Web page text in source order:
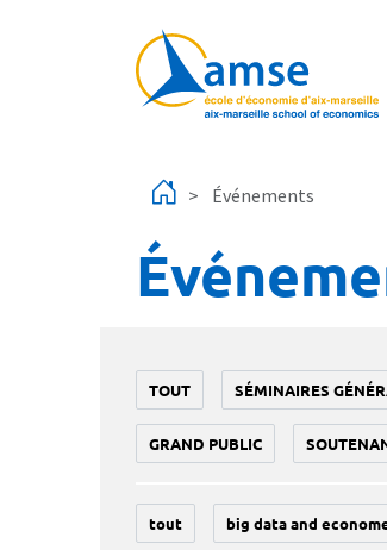
Événements
TOUT SÉMINAIRES
GRAND PUBLIC
tout big data and